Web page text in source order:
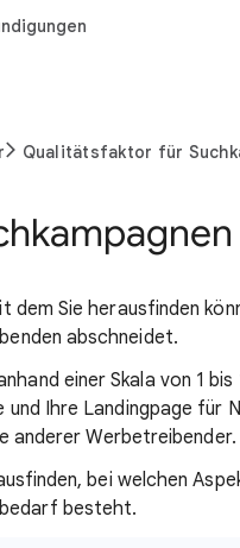
Qualitätsfaktor für
Sie herausfinden
abschneidet.
einer Skala von 1
Ihre Landingpage für
anderer Werbetreibender.
bei welchen
besteht.